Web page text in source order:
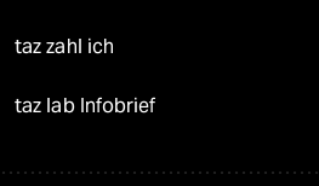
taz zahl ich
taz lab Infobrief